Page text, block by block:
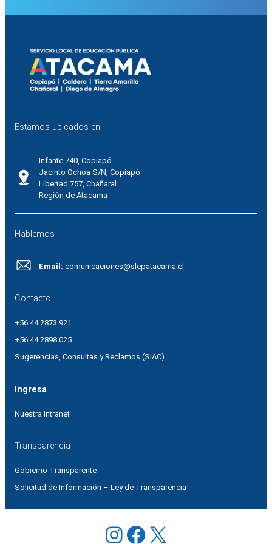
Estamos ubicados en
Infante 740, Copiapó
Jacinto Ochoa S/N, Copiapó
Libertad 757, Chañaral
Región de Atacama
Hablemos
Email: comunicaciones@slepatacama.cl
Contacto
+56 44 2873 921
+56 44 2898 025
Sugerencias, Consultas y Reclamos (SIAC)
Ingresa
Nuestra Intranet
Transparencia
Gobierno Transparente
Solicitud de Información – Ley de Transparencia
Instagram
Facebook
X